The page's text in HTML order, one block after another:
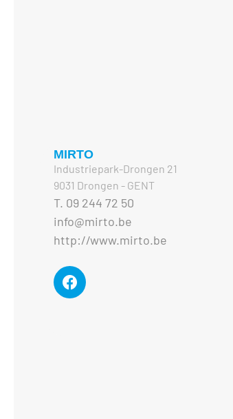
MIRTO
Industriepark-Drongen 21
9031 Drongen - GENT
T. 09 244 72 50
info@mirto.be
http://www.mirto.be